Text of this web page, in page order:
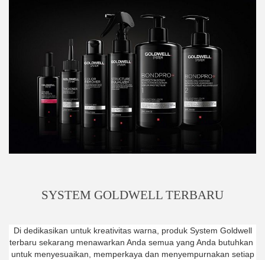
SYSTEM GOLDWELL TERBARU
Di dedikasikan untuk kreativitas warna, produk System Goldwell
terbaru sekarang menawarkan Anda semua yang Anda butuhkan
untuk menyesuaikan, memperkaya dan menyempurnakan setiap